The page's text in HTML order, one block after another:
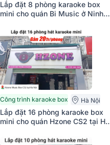
Lắp đặt 8 phòng karaoke box
mini cho quán Bi Music ở Ninh
Bksound DKA 6500)
Công trình karaoke box Hà Nội
Lắp đặt 16 phòng karaoke box
mini cho quán Hzone CS2 tại Hà
5500)